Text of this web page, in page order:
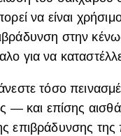
να είναι
στην
για να
τόσο
— και επίσης
επιβράδυνσης